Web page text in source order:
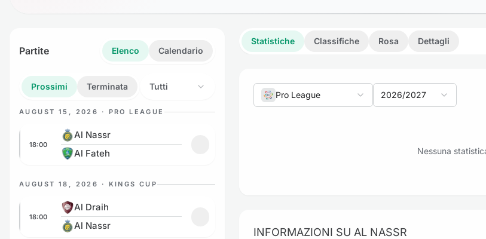
Partite Elenco Calendario
Prossimi Terminata Tutti
AUGUST 15, 2026 · PRO LEAGUE
Al Nassr vs Al Fateh
18:00
Al Nassr
Al Fateh
AUGUST 18, 2026 · KINGS CUP
Al Draih vs Al Nassr
18:00
Al Draih
Al Nassr
Statistiche Classifiche Rosa Dettagli
Pro League 2026/2027
Nessuna
INFORMAZIONI SU AL NASSR